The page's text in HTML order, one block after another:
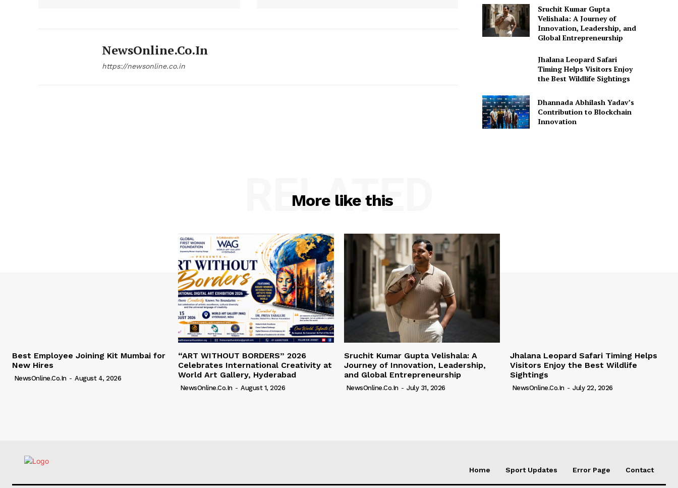
NewsOnline.co.in
https://newsonline.co.in
Sruchit Kumar Gupta
Velishala: A Journey of
Innovation, Leadership, and
Global Entrepreneurship
Jhalana Leopard Safari
Timing Helps Visitors Enjoy
the Best Wildlife Sightings
Dhannada Abhilash Yadav’s
Contribution to Blockchain
Innovation
More like this
RELATED
Best Employee Joining Kit Mumbai for
New Hires
NewsOnline.co.in - August 4, 2026
“ART WITHOUT BORDERS” 2026
Celebrates International Creativity at
World Art Gallery, Hyderabad
NewsOnline.co.in - August 1, 2026
Sruchit Kumar Gupta Velishala: A
Journey of Innovation, Leadership,
and Global Entrepreneurship
NewsOnline.co.in - July 31, 2026
Jhalana Leopard Safari Timing Helps
Visitors Enjoy the Best Wildlife
Sightings
NewsOnline.co.in - July 22, 2026
Home Sport Updates Error Page Contact